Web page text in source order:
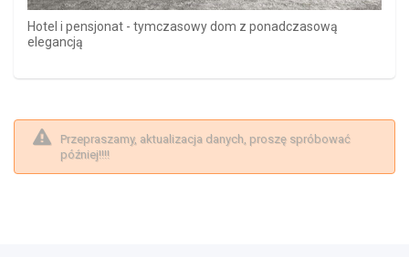
Hotel i pensjonat - tymczasowy dom z ponadczasową
elegancją
Przepraszamy, aktualizacja danych, proszę spróbować
później!!!!